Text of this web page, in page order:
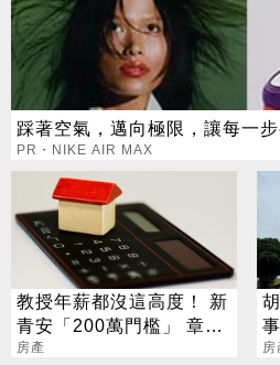
踩著空氣，邁向極限，讓每一
PR・NIKE AIR MAX
教授年薪都沒這高度！ 新
青安「200萬門檻」 章定
煊傻眼：真是大德政
房產
同
房